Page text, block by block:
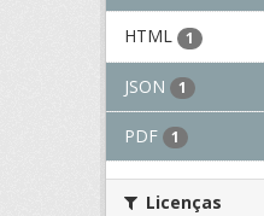
HTML 1
JSON 1
PDF 1
Licenças